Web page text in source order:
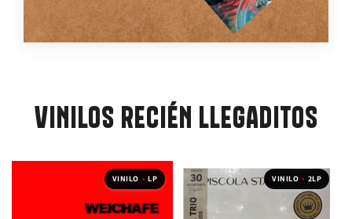
VINILOS RECIÉN LLEGADITOS
VINILO • LP VINILO • 2LP